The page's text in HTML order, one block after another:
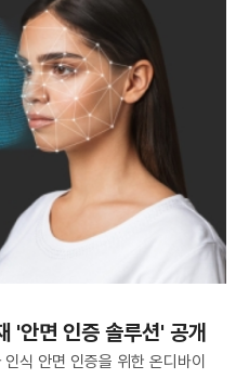
'안면 인증 솔루션' 공개
식 안면 인증을 위한 온디바이